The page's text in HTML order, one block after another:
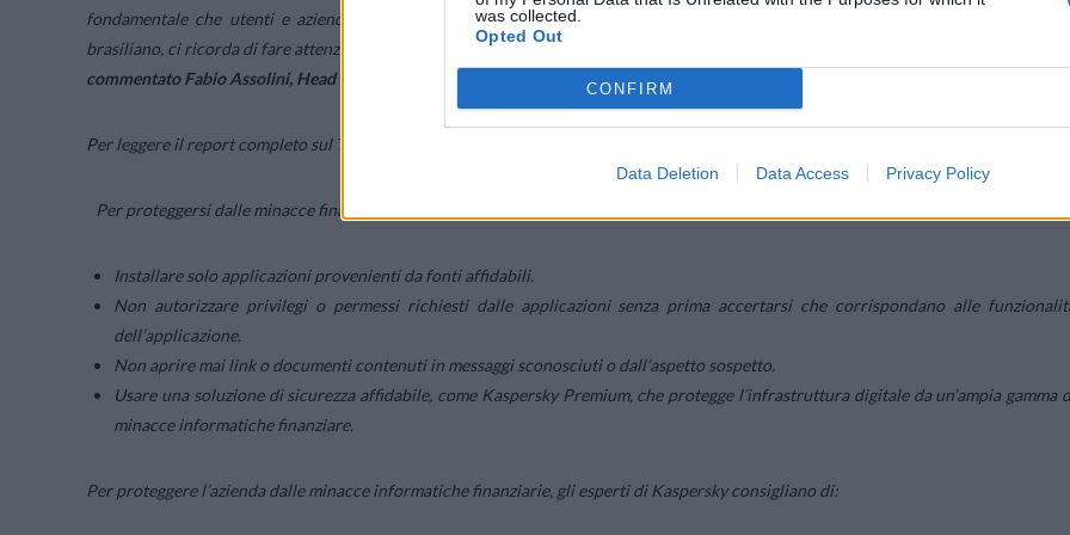
was collected.
Opted Out
CONFIRM
Data Deletion Data Access Privacy Policy
fondamentale che utenti e aziende proteggano i propri beni digitali. La diffusione di Coyote, un nuovo tipo di Trojan
brasiliano, ci ricorda di fare attenzione e di utilizzare le difese più recenti per mantenere al sicuro le nostre informazioni importanti”,
commentato Fabio Assolini, Head of the Latin American Global Research and Analysis Team (GReAT) di Kaspersky
Per leggere il report completo sul Trojan bancario Coyote, è possibile consultare
Per proteggersi dalle minacce finanziarie, Kaspersky consiglia di:
Installare solo applicazioni provenienti da fonti affidabili.
Non autorizzare privilegi o permessi richiesti dalle applicazioni senza prima accertarsi che corrispondano alle
dell’applicazione.
Non aprire mai link o documenti contenuti in messaggi sconosciuti o dall’aspetto sospetto.
Usare una soluzione di sicurezza affidabile, come Kaspersky Premium, che protegge l’infrastruttura digitale da un’ampia gamma
minacce informatiche finanziare.
Per proteggere l’azienda dalle minacce informatiche finanziarie, gli esperti di Kaspersky consigliano di: